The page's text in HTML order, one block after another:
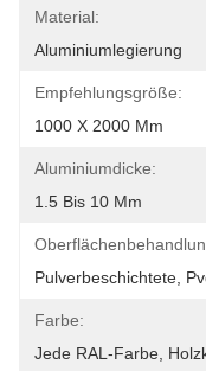
Material:
Aluminiumlegierung
Empfehlungsgröße:
1000 X 2000 Mm
Aluminiumdicke:
1.5 Bis 10 Mm
Pulverbeschichtete,
Farbe:
Jede RAL-Farbe,